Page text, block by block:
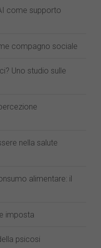
come supporto
compagno sociale
Uno studio sulle
nella salute
alimentare: il
imposta
psicosi